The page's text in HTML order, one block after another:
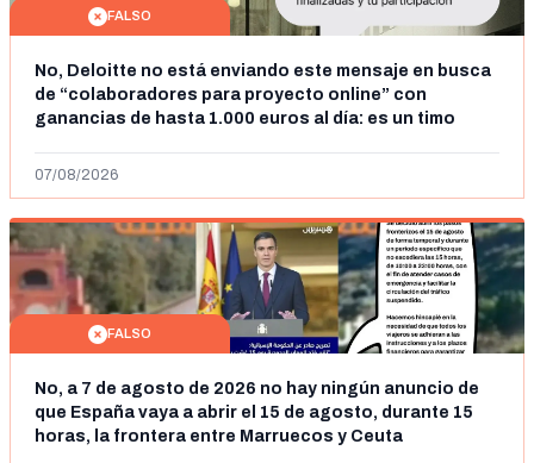
FALSO
No, Deloitte no está enviando este mensaje en busca
de “colaboradores para proyecto online” con
ganancias de hasta 1.000 euros al día: es un timo
07/08/2026
FALSO
No, a 7 de agosto de 2026 no hay ningún anuncio de
que España vaya a abrir el 15 de agosto, durante 15
horas, la frontera entre Marruecos y Ceuta